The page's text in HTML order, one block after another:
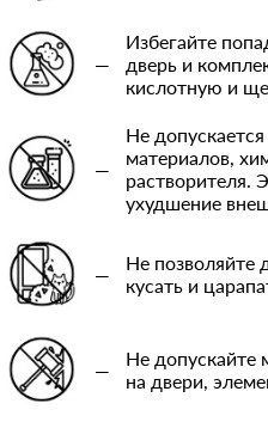
—
Избегайте
дверь и
кислотную и
—
Не
материалов,
растворителя.
ухудшение
—
Не
кусать и
—
Не допускайте
на двери,